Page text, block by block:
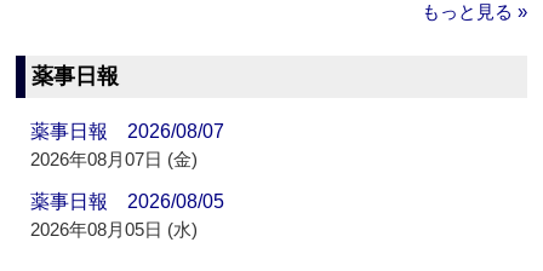
もっと見る »
薬事日報
薬事日報 2026/08/07
2026年08月07日 (金)
薬事日報 2026/08/05
2026年08月05日 (水)